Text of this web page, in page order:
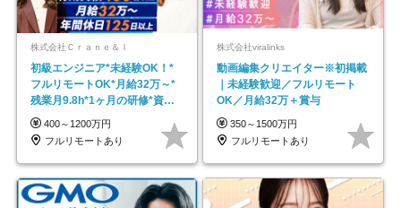
株式会社Ｃｒａｎｅ＆Ｉ
初級エンジニア*未経験OK！*
フルリモートOK*月給32万～*
残業月9.8h*1ヶ月の研修*資格
取得率100％
400～1200万円
フルリモートあり
株式会社viralinks
動画編集クリエイター※初掲載
｜未経験歓迎／フルリモート
OK／月給32万＋賞与
350～1500万円
フルリモートあり